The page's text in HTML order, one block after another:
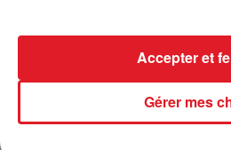
- ne vous mettez pas à l'eau,
- ne pratiquez pas d'activité
- soyez particulièrement
pas du bord de l'eau même
falaise) ;
Gérer mes
Accepter et